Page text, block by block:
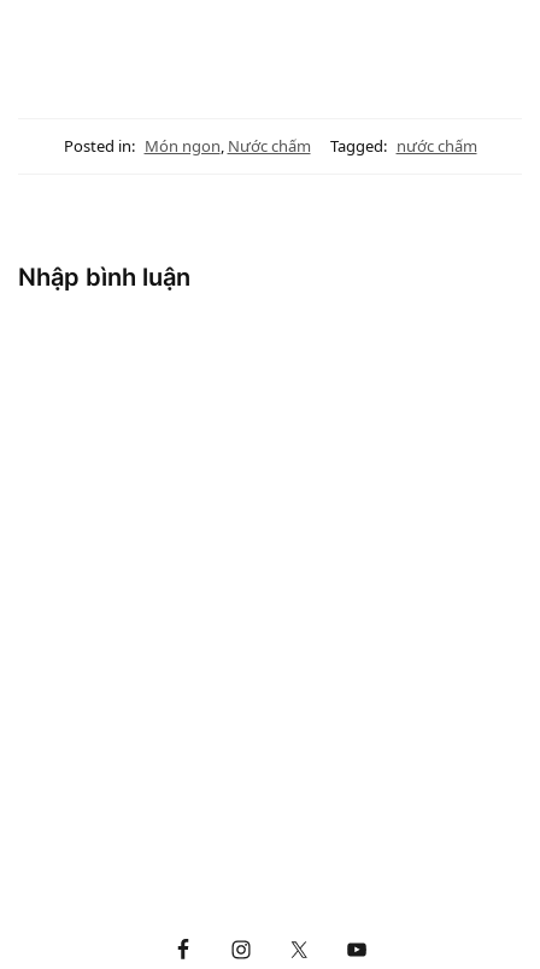
Posted in: Món ngon, Nước chấm Tagged: nước chấm
Nhập bình luận